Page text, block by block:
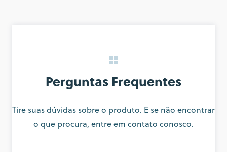
Perguntas Frequentes
Tire suas dúvidas sobre o produto. E se não encontrar
o que procura, entre em contato conosco.